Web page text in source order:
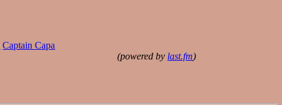
Captain Capa
(powered by last.fm)